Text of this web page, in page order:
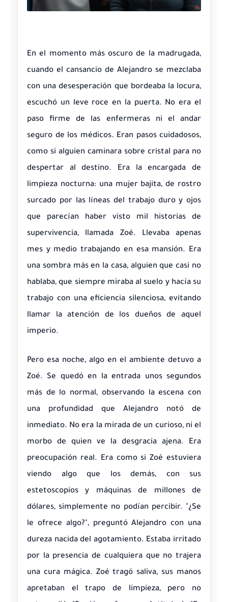
En el momento más oscuro de la madrugada,
cuando el cansancio de Alejandro se mezclaba
con una desesperación que bordeaba la locura,
escuchó un leve roce en la puerta. No era el
paso firme de las enfermeras ni el andar
seguro de los médicos. Eran pasos cuidadosos,
como si alguien caminara sobre cristal para no
despertar al destino. Era la encargada de
limpieza nocturna: una mujer bajita, de rostro
surcado por las líneas del trabajo duro y ojos
que parecían haber visto mil historias de
supervivencia, llamada Zoé. Llevaba apenas
mes y medio trabajando en esa mansión. Era
una sombra más en la casa, alguien que casi no
hablaba, que siempre miraba al suelo y hacía su
trabajo con una eficiencia silenciosa, evitando
llamar la atención de los dueños de aquel
imperio.
Pero esa noche, algo en el ambiente detuvo a
Zoé. Se quedó en la entrada unos segundos
más de lo normal, observando la escena con
una profundidad que Alejandro notó de
inmediato. No era la mirada de un curioso, ni el
morbo de quien ve la desgracia ajena. Era
preocupación real. Era como si Zoé estuviera
viendo algo que los demás, con sus
estetoscopios y máquinas de millones de
dólares, simplemente no podían percibir. "¿Se
le ofrece algo?", preguntó Alejandro con una
dureza nacida del agotamiento. Estaba irritado
por la presencia de cualquiera que no trajera
una cura mágica. Zoé tragó saliva, sus manos
apretaban el trapo de limpieza, pero no